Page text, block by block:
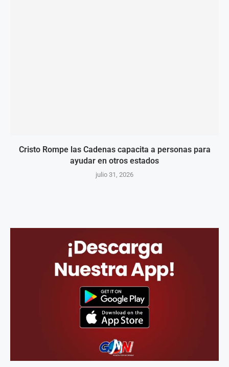
Cristo Rompe las Cadenas capacita a personas para
ayudar en otros estados
julio 31, 2026